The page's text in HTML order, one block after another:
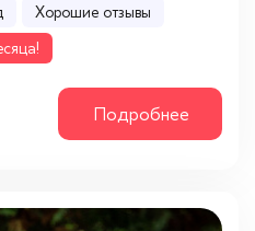
Хорошие отзывы
Подробнее